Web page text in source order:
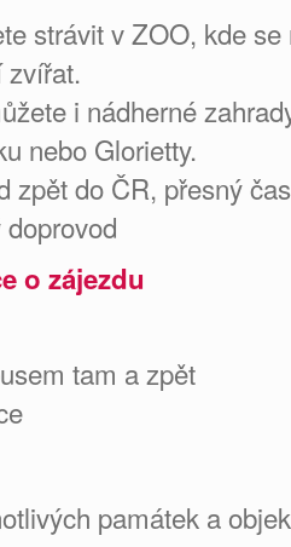
strávit v ZOO, kde
zvířat.
i nádherné
nebo Glorietty.
zpět do ČR, přesný
o zájezdu
tam a zpět
památek a